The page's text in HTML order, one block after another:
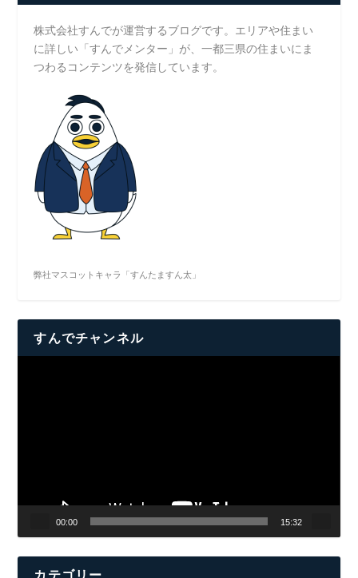
株式会社すんでが運営するブログです。エリアや住まい
に詳しい「すんでメンター」が、一都三県の住まいにま
つわるコンテンツを発信しています。
弊社マスコットキャラ「すんたますん太」
すんでチャンネル
00:00 15:32
カテゴリー